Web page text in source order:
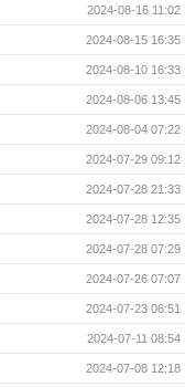
2024-08-16 11:02
2024-08-15 16:35
2024-08-10 16:33
2024-08-06 13:45
2024-08-04 07:22
2024-07-29 09:12
2024-07-28 21:33
2024-07-28 12:35
2024-07-28 07:29
2024-07-26 07:07
2024-07-23 06:51
2024-07-11 08:54
2024-07-08 12:18